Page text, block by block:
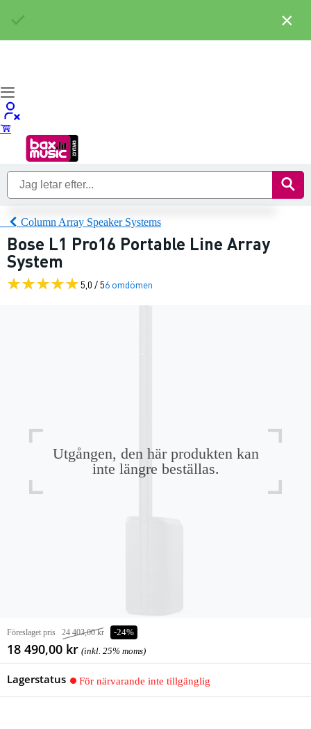
Column Array Speaker Systems
Bose L1 Pro16 Portable Line Array
System
5,0 / 56 omdömen
Utgången, den här produkten kan
inte längre beställas.
Föreslaget pris 24 403,00 kr -24%
18 490,00 kr (inkl. 25% moms)
Lagerstatus För närvarande inte tillgänglig
×